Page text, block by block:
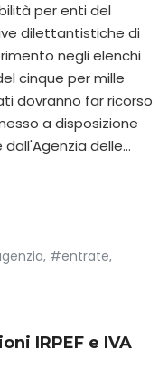
per enti del
dilettantistiche di
negli elenchi
cinque per mille
dovranno far ricorso
a disposizione
delle…
, #entrate,
IRPEF e IVA